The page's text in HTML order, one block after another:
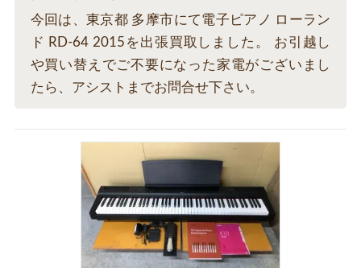
今回は、東京都 多摩市にて電子ピアノ ローラン
ド RD-64 2015を出張買取しました。 お引越し
や買い替えでご不要になった家電がございまし
たら、アシストまでお問合せ下さい。